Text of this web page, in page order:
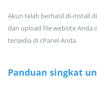
Akun telah berhasil di-install
dan upload file website Anda
tersedia di cPanel Anda.
Panduan singkat